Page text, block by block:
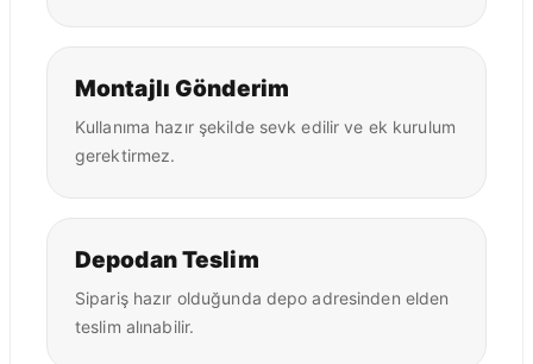
Montajlı Gönderim
Kullanıma hazır şekilde sevk edilir ve ek kurulum
gerektirmez.
Depodan Teslim
Sipariş hazır olduğunda depo adresinden elden
teslim alınabilir.